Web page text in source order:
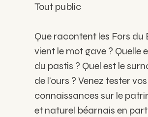
Tout public
Que racontent les Fors du
vient le mot gave ? Quelle
du pastis ? Quel est le
de l’ours ? Venez tester vos
connaissances sur le
et naturel béarnais en